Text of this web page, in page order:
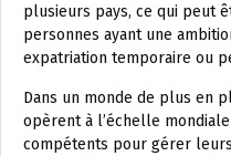
plusieurs pays, ce qui peut
personnes ayant une
expatriation temporaire ou
Dans un monde de plus en
opèrent à l’échelle
compétents pour gérer